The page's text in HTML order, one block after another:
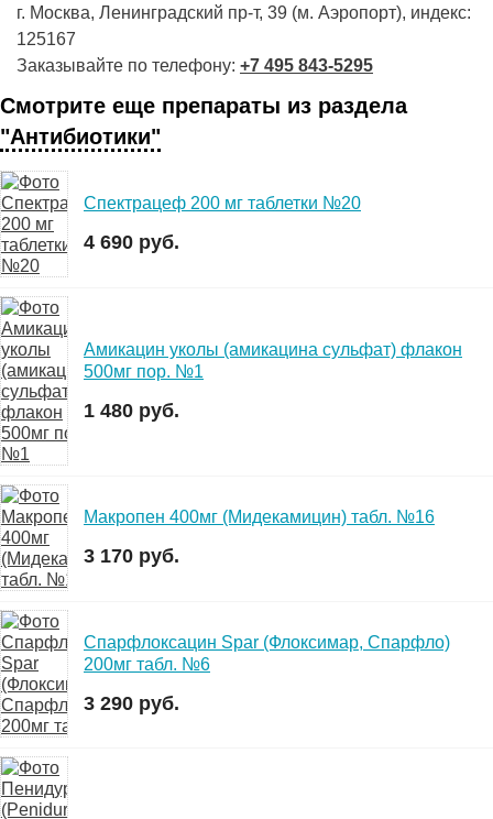
г. Москва, Ленинградский пр-т, 39 (м. Аэропорт), индекс:
125167
Заказывайте по телефону: +7 495 843-5295
Смотрите еще препараты из раздела
"Антибиотики"
Спектрацеф 200 мг таблетки №20
4 690 руб.
Амикацин уколы (амикацина сульфат) флакон
500мг пор. №1
1 480 руб.
Макропен 400мг (Мидекамицин) табл. №16
3 170 руб.
Спарфлоксацин Spar (Флоксимар, Спарфло)
200мг табл. №6
3 290 руб.